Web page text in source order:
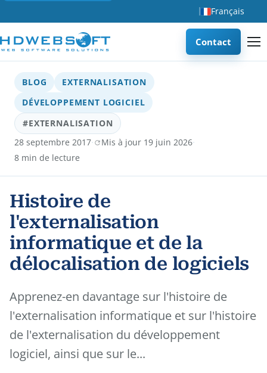
Français
Contact
BLOG
EXTERNALISATION
DÉVELOPPEMENT LOGICIEL
#EXTERNALISATION
28 septembre 2017· Mis à jour 19 juin 2026·
8 min de lecture
Histoire de
l'externalisation
informatique et de la
délocalisation de logiciels
Apprenez-en davantage sur l'histoire de
l'externalisation informatique et sur l'histoire
de l'externalisation du développement
logiciel, ainsi que sur le...